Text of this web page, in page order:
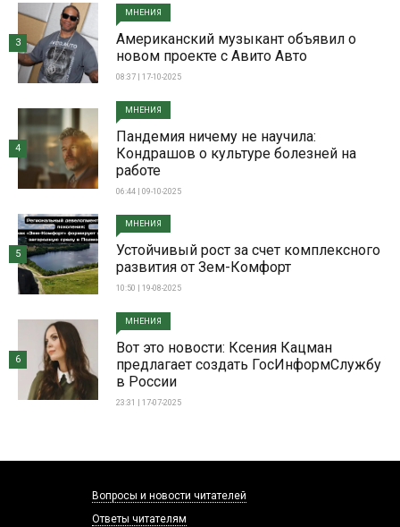
МНЕНИЯ
Американский музыкант объявил о
новом проекте с Авито Авто
08:37 | 17-10-2025
3
МНЕНИЯ
Пандемия ничему не научила:
Кондрашов о культуре болезней на
работе
06:44 | 09-10-2025
4
МНЕНИЯ
Устойчивый рост за счет комплексного
развития от Зем-Комфорт
10:50 | 19-08-2025
5
МНЕНИЯ
Вот это новости: Ксения Кацман
предлагает создать ГосИнформСлужбу
в России
23:31 | 17-07-2025
6
Вопросы и новости читателей
Ответы читателям